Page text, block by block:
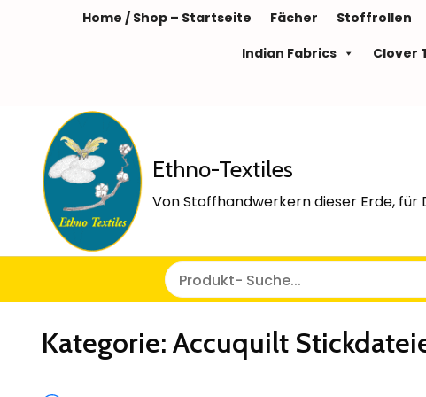
Home / Shop – Startseite Fächer Stoffrollen
Indian Fabrics
Clover
Ethno-Textiles
Von Stoffhandwerkern dieser Erde,
Kategorie: Accuquilt